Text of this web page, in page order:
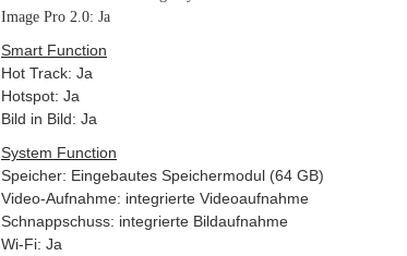
Image Pro 2.0: Ja
Smart Function
Hot Track: Ja
Hotspot: Ja
Bild in Bild: Ja
System Function
Speicher: Eingebautes Speichermodul (64 GB)
Video-Aufnahme: integrierte Videoaufnahme
Schnappschuss: integrierte Bildaufnahme
Wi-Fi: Ja